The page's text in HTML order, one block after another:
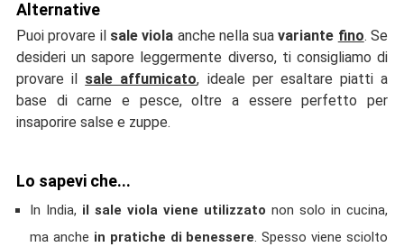
Alternative
Puoi provare il sale viola anche nella suavariante fino. Se
desideri un sapore leggermente diverso, ti consigliamo di
provare il sale affumicato, ideale per esaltare piatti a
base di carne e pesce, oltre a essere perfetto per
insaporire salse e zuppe.
Lo sapevi che...
In India, il sale viola viene utilizzato non solo in cucina,
ma anche in pratiche di benessere. Spesso viene sciolto